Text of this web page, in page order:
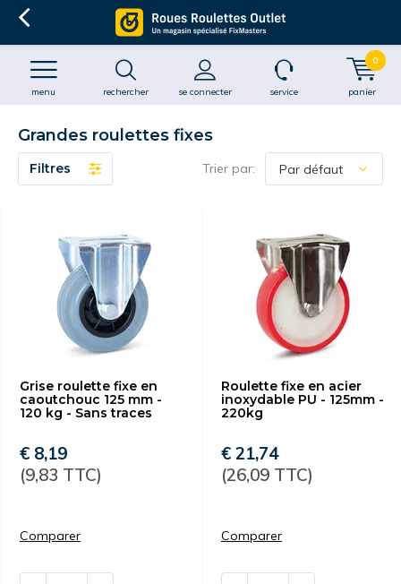
rechercher se connecter
menu service panier
0
Grandes roulettes fixes
Filtres Trier par:
Grise roulette fixe en
caoutchouc 125 mm -
120 kg - Sans traces
€ 8,19
(9,83 TTC)
Comparer
Roulette fixe en acier
inoxydable PU - 125mm -
220kg
€ 21,74
(26,09 TTC)
Comparer